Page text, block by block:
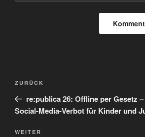
Beitragsnavigation
Vorheriger
Beitrag
ZURÜCK
re:publica 26: Offline per Gesetz
Social-Media-Verbot für Kinder und
Nächster
WEITER